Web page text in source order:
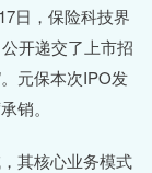
日，保险科技界
开递交了上市招
元保本次IPO发
销。
其核心业务模式